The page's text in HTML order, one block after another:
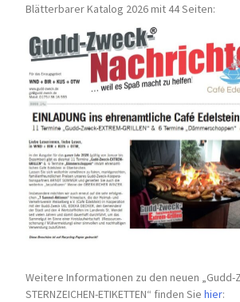
Blätterbarer Katalog 2026 mit 44 Seiten:
Weitere Informationen zu den neuen „Gudd-
STERNZEICHEN-ETIKETTEN“ finden Siehier: